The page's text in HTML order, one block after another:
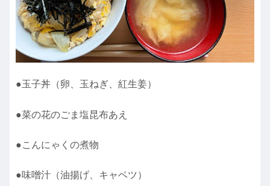
●玉子丼（卵、玉ねぎ、紅生姜）
●菜の花のごま塩昆布あえ
●こんにゃくの煮物
●味噌汁（油揚げ、キャベツ）